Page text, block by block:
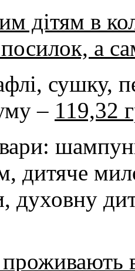
дітям в
а
сушку,
– 119,32
дитяче
духовну